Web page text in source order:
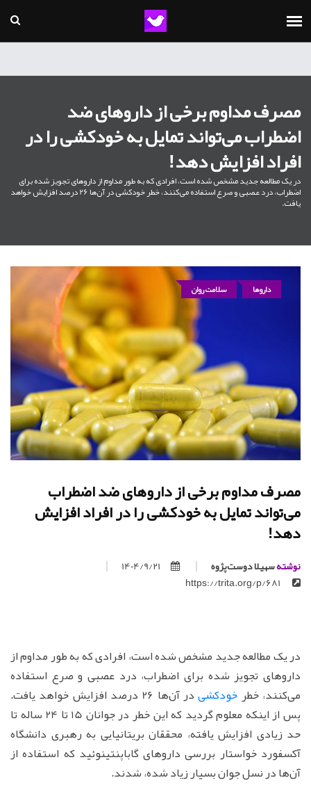
مصرف مداوم برخی از داروهای ضد
اضطراب می‌تواند تمایل به خودکشی را در
افراد افزایش دهد!
در یک مطالعه جدید مشخص شده است، افرادی که به طور مداوم از داروهای تجویز شده برای
اضطراب، درد عصبی و صرع استفاده می‌کنند، خطر خودکشی در آن‌ها 26 درصد افزایش خواهد
یافت.
داروها سلامت روان
مصرف مداوم برخی از داروهای ضد اضطراب
می‌تواند تمایل به خودکشی را در افراد افزایش
دهد!
نوشتهسهیلا دوست‌پژوه
1404/9/21
در یک مطالعه جدید مشخص شده است، افرادی که به طور مداوم از
داروهای تجویز شده برای اضطراب، درد عصبی و صرع استفاده
می‌کنند، خطرخودکشی
در آن‌ها 26 درصد افزایش خواهد یافت.
پس از اینکه معلوم گردید که این خطر در جوانان 15 تا 24 ساله تا
حد زیادی افزایش یافته، محققان بریتانیایی به رهبری دانشگاه
آکسفورد خواستار بررسی داروهای گاباپنتینوئید که استفاده از
آن‌ها در نسل جوان بسیار زیاد شده، شدند.